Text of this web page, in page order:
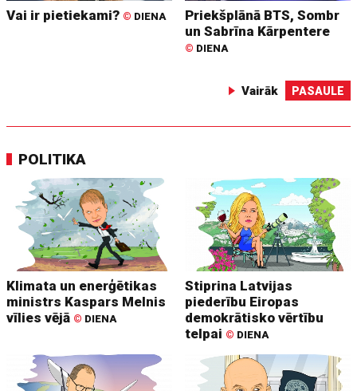
Vai ir pietiekami? © DIENA
Priekšplānā BTS, Sombr
un Sabrīna Kārpentere
© DIENA
Vairāk PASAULE
POLITIKA
Klimata un enerģētikas
ministrs Kaspars Melnis
vīlies vējā © DIENA
Stiprina Latvijas
piederību Eiropas
demokrātisko vērtību
telpai © DIENA